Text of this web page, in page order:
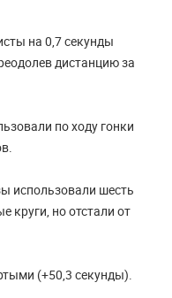
на 0,7 секунды
дистанцию за
по ходу гонки
использовали шесть
круги, но отстали от
(+50,3 секунды).